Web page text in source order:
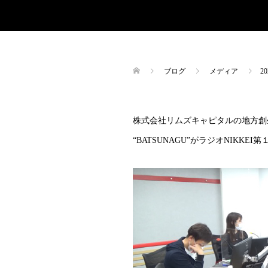
ブログ メディア
株式会社リムズキャピタルの地方
“BATSUNAGU”がラジオNIKKEI第